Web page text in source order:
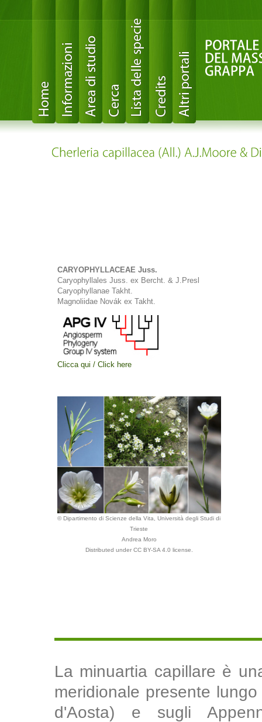
CARYOPHYLLACEAE Juss.
Caryophyllales Juss. ex Bercht. & J.Presl
Caryophyllanae Takht.
Magnoliidae Novák ex Takht.
Clicca qui / Click here
© Dipartimento di Scienze della Vita, Università degli Studi di
Trieste
Andrea Moro
Distributed under CC BY-SA 4.0 license.
La minuartia capillare è
meridionale presente
d'Aosta) e sugli